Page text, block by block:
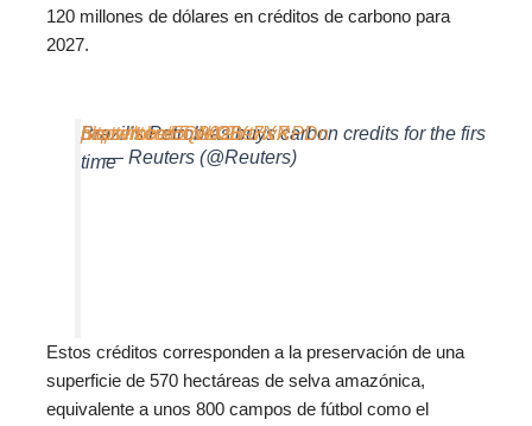
120 millones de dólares en créditos de carbono para
2027.
Brazil’s Petrobras buys carbon credits for the first
time
https://t.co/EQNX9Yt7XX
pic.twitter.com/eGBeHvRPDn
— Reuters (@Reuters)
September 5, 2023
Estos créditos corresponden a la preservación de una
superficie de 570 hectáreas de selva amazónica,
equivalente a unos 800 campos de fútbol como el